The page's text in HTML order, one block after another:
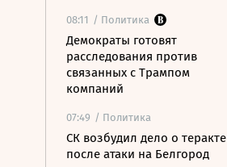
08:11 / Политика
Демократы готовят
расследования против
связанных с Трампом
компаний
07:49 / Политика
СК возбудил дело о теракте
после атаки на Белгород